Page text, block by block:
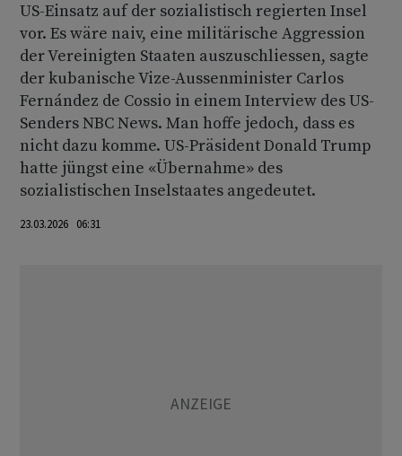
US-Einsatz auf der sozialistisch regierten Insel
vor. Es wäre naiv, eine militärische Aggression
der Vereinigten Staaten auszuschliessen, sagte
der kubanische Vize-Aussenminister Carlos
Fernández de Cossio in einem Interview des US-
Senders NBC News. Man hoffe jedoch, dass es
nicht dazu komme. US-Präsident Donald Trump
hatte jüngst eine «Übernahme» des
sozialistischen Inselstaates angedeutet.
23.03.2026 06:31